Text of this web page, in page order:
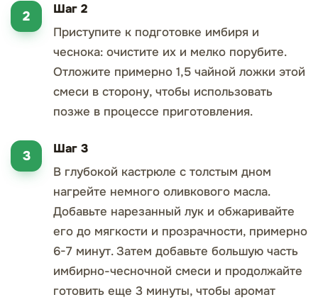
Шаг 2
Приступите к подготовке имбиря и
чеснока: очистите их и мелко порубите.
Отложите примерно 1,5 чайной ложки этой
смеси в сторону, чтобы использовать
позже в процессе приготовления.
Шаг 3
В глубокой кастрюле с толстым дном
нагрейте немного оливкового масла.
Добавьте нарезанный лук и обжаривайте
его до мягкости и прозрачности, примерно
6-7 минут. Затем добавьте большую часть
имбирно-чесночной смеси и продолжайте
готовить еще 3 минуты, чтобы аромат